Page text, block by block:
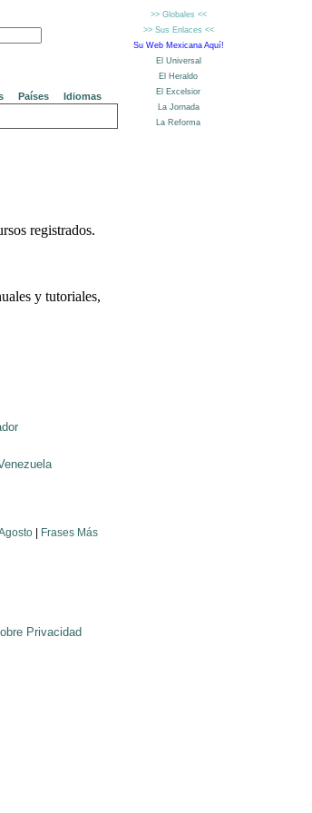
Países Idiomas
registrados.
y tutoriales,
|
Frases Más
Privacidad